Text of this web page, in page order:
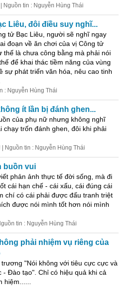
Nguồn tin : Nguyễn Hùng Thái
Liêu, đôi điều suy nghĩ...
tử Bạc Liêu, người sẽ nghĩ ngay
đoạn về ăn chơi của vị Công tử
thế là chưa công bằng mà phải nói
để khai thác tiềm năng của vùng
sự phát triển văn hóa, nêu cao tinh
: Nguyễn Hùng Thái
ít lần bị đánh ghen...
của phụ nữ nhưng không nghĩ
chạy trốn đánh ghen, đôi khi phải
Nguồn tin : Nguyễn Hùng Thái
buồn vui
phản ảnh thực tế đời sống, mà đi
cái hạn chế - cái xấu, cái đúng cái
chí có cái phải được đấu tranh triệt
được nói mình tốt hơn nói mình
tin : Nguyễn Hùng Thái
phải nhiệm vụ riêng của
"Nói không với tiêu cực cực và
Đào tạo". Chỉ có hiệu quả khi cả